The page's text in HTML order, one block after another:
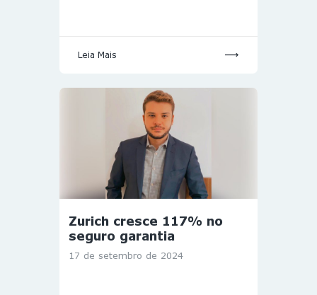
Leia Mais
Zurich cresce 117% no
seguro garantia
17 de setembro de 2024